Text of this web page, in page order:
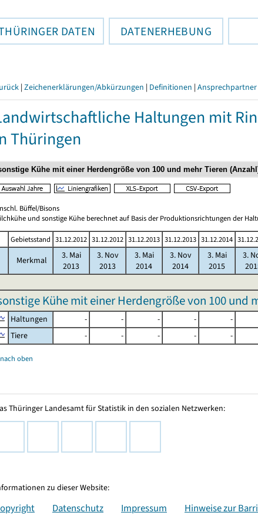
DATEN DATENERHEBUNG
| Zeichenerklärungen/Abkürzungen | Definitionen | Ansprechpartner
Haltungen mit
Thüringen
Büffel/Bisons
und sonstige Kühe berechnet auf Basis der Produktionsrichtungen der
Gebietsstand 31.12.2012 31.12.2012 31.12.2013 31.12.2013 31.12.2014
Merkmal
3. Mai
2013
3. Nov
2013
3. Mai
2014
3. Nov
2014
3. Mai
2015
3.
Kühe mit einer Herdengröße von 100 und
Haltungen - - - - -
Tiere
- - - - -
nach oben
Thüringer Landesamt für Statistik in den sozialen Netzwerken:
zu dieser Website:
Datenschutz Impressum Hinweise zur